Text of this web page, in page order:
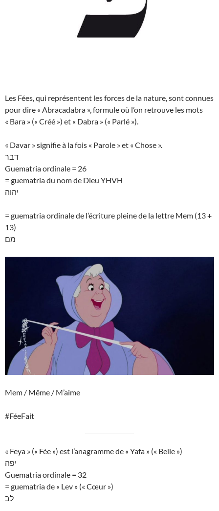
Les Fées, qui représentent les forces de la nature, sont connues
pour dire « Abracadabra », formule où l’on retrouve les mots
« Bara » (« Créé ») et « Dabra » (« Parlé »).
« Davar » signifie à la fois « Parole » et « Chose ».
דבר
Guematria ordinale = 26
= guematria du nom de Dieu YHVH
יהוה
= guematria ordinale de l’écriture pleine de la lettre Mem (13 +
13)
מם
Mem / Même / M’aime
#FéeFait
« Feya » (« Fée ») est l’anagramme de « Yafa » (« Belle »)
יפה
Guematria ordinale = 32
= guematria de « Lev » (« Cœur »)
לב